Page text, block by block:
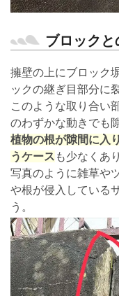
ブロックと
擁壁の上にブロック
ックの継ぎ目部分に
このような取り合い
のわずかな動きでも
植物の根が隙間に入
うケース も少なくあ
写真のように雑草や
や根が侵入している
う。